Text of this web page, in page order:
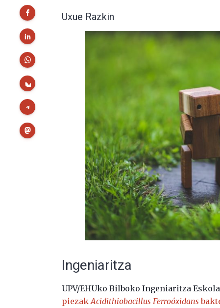
Uxue Razkin
Ingeniaritza
UPV/EHUko Bilboko Ingeniaritza
piezakAcidithiobacillus Ferroóxidans